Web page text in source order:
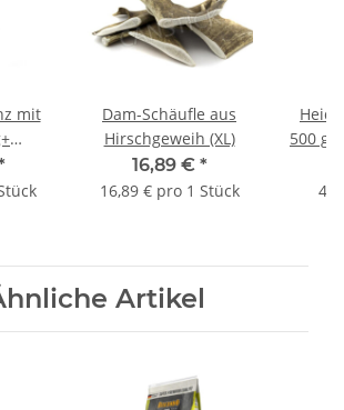
mit
Dam-Schäufle aus
Hirschgeweih (XL)
16,89 € *
16,89 € pro 1 Stück
500 g
Artikel